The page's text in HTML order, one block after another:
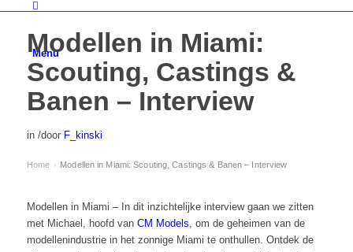
Menu
Modellen in Miami:
Scouting, Castings &
Banen – Interview
in /door F_kinski
Home › Modellen in Miami: Scouting, Castings & Banen – Interview
Modellen in Miami – In dit inzichtelijke interview gaan we zitten
met Michael, hoofd van CM Models, om de geheimen van de
modellenindustrie in het zonnige Miami te onthullen. Ontdek de